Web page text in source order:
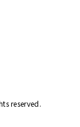
reserved.